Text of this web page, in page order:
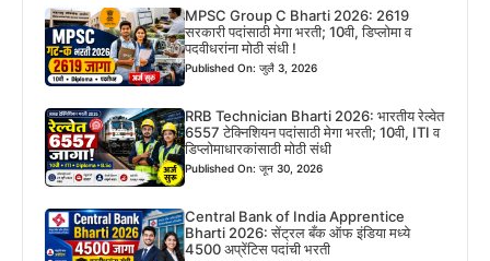
MPSC Group C Bharti 2026: 2619
सरकारी पदांसाठी मेगा भरती; 10वी, डिप्लोमा व
पदवीधरांना मोठी संधी !
Published On: जुलै 3, 2026
RRB Technician Bharti 2026: भारतीय रेल्वेत
6557 टेक्निशियन पदांसाठी मेगा भरती; 10वी, ITI व
डिप्लोमाधारकांसाठी मोठी संधी
Published On: जून 30, 2026
Central Bank of India Apprentice
Bharti 2026: सेंट्रल बँक ऑफ इंडिया मध्ये
4500 अप्रेंटिस पदांची भरती